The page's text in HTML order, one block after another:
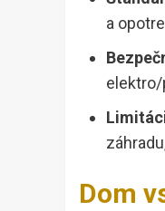
a
elektro/
Dom